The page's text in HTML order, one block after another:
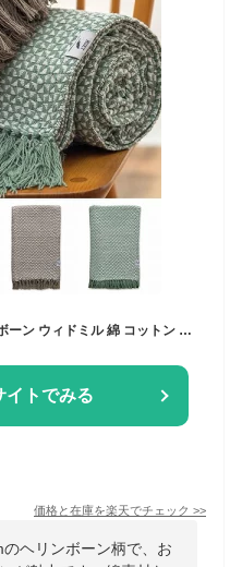
イトでみる
価格と在庫を楽天でチェック >>
ヘリンボーン柄で、お